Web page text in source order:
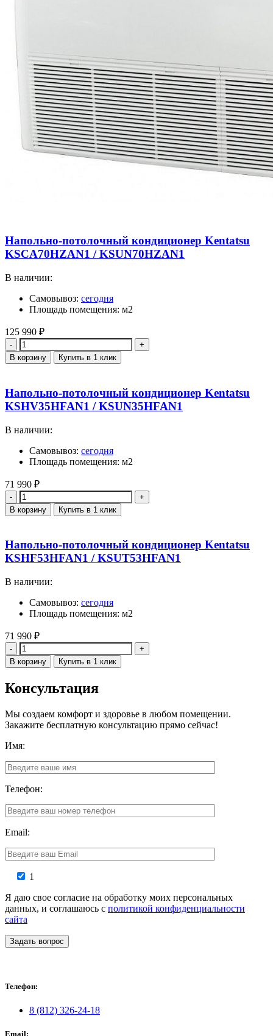
Напольно-потолочный кондиционер Kentatsu
KSCA70HZAN1 / KSUN70HZAN1
В наличии:
Самовывоз: сегодня
Площадь помещения: м2
125 990 ₽
Количество
В корзину Купить в 1 клик
Напольно-потолочный кондиционер Kentatsu
KSHV35HFAN1 / KSUN35HFAN1
В наличии:
Самовывоз: сегодня
Площадь помещения: м2
71 990 ₽
Количество
В корзину Купить в 1 клик
Напольно-потолочный кондиционер Kentatsu
KSHF53HFAN1 / KSUT53HFAN1
В наличии:
Самовывоз: сегодня
Площадь помещения: м2
71 990 ₽
Количество
В корзину Купить в 1 клик
Консультация
Мы создаем комфорт и здоровье в любом помещении.
Закажите бесплатную консультацию прямо сейчас!
Имя:
Телефон:
Email:
1
Я даю свое согласие на обработку моих персональных
данных, и соглашаюсь с политикой конфиденциальности
сайта
Задать вопрос
Телефон:
8 (812) 326-24-18
Email: